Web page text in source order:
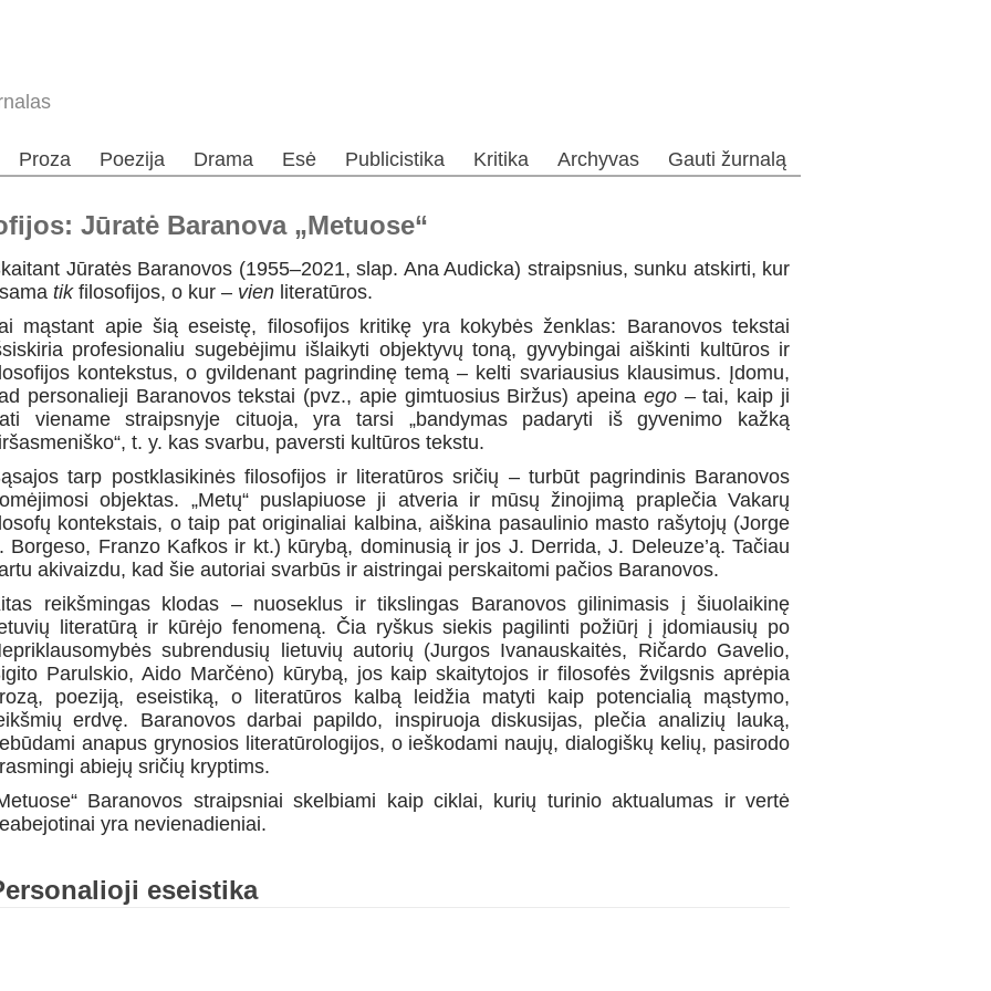
Proza Poezija Drama Esė Publicistika Kritika Archyvas Gauti žurnalą
Jūratė Baranova „Metuose“
Jūratės Baranovos (1955–2021, slap. Ana Audicka) straipsnius, sunku atskirti, kur
tik filosofijos, o kur – vien literatūros.
mąstant apie šią eseistę, filosofijos kritikę yra kokybės ženklas: Baranovos tekstai
profesionaliu sugebėjimu išlaikyti objektyvų toną, gyvybingai aiškinti kultūros ir
kontekstus, o gvildenant pagrindinę temą – kelti svariausius klausimus. Įdomu,
personalieji Baranovos tekstai (pvz., apie gimtuosius Biržus) apeina ego– tai, kaip ji
viename straipsnyje cituoja, yra tarsi „bandymas padaryti iš gyvenimo kažką
t. y. kas svarbu, paversti kultūros tekstu.
tarp postklasikinės filosofijos ir literatūros sričių – turbūt pagrindinis Baranovos
objektas. „Metų“ puslapiuose ji atveria ir mūsų žinojimą praplečia Vakarų
kontekstais, o taip pat originaliai kalbina, aiškina pasaulinio masto rašytojų (Jorge
Borgeso, Franzo Kafkos ir kt.) kūrybą, dominusią ir jos J. Derrida, J. Deleuze’ą. Tačiau
akivaizdu, kad šie autoriai svarbūs ir aistringai perskaitomi pačios Baranovos.
reikšmingas klodas – nuoseklus ir tikslingas Baranovos gilinimasis į šiuolaikinę
literatūrą ir kūrėjo fenomeną. Čia ryškus siekis pagilinti požiūrį į įdomiausių po
subrendusių lietuvių autorių (Jurgos Ivanauskaitės, Ričardo Gavelio,
Parulskio, Aido Marčėno) kūrybą, jos kaip skaitytojos ir filosofės žvilgsnis aprėpia
poeziją, eseistiką, o literatūros kalbą leidžia matyti kaip potencialią mąstymo,
erdvę. Baranovos darbai papildo, inspiruoja diskusijas, plečia analizių lauką,
anapus grynosios literatūrologijos, o ieškodami naujų, dialogiškų kelių, pasirodo
abiejų sričių kryptims.
Baranovos straipsniai skelbiami kaip ciklai, kurių turinio aktualumas ir vertė
yra nevienadieniai.
eseistika